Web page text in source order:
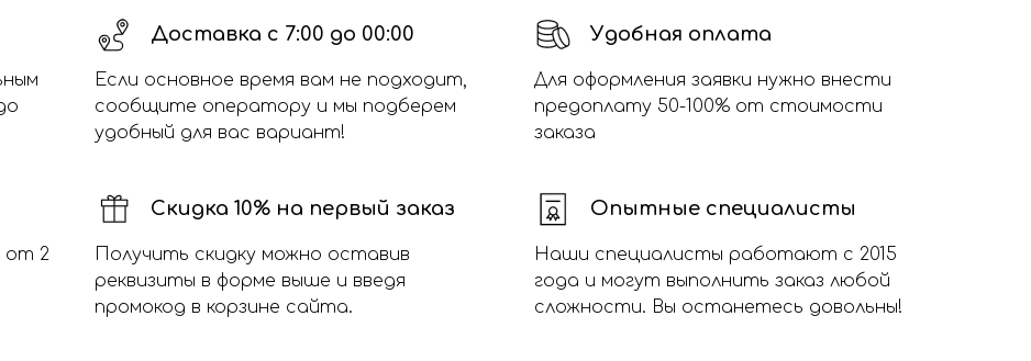
Доставка с 7:00 до 00:00
Если основное время вам не подходит,
сообщите оператору и мы подберем
удобный для вас вариант!
Удобная оплата
Для оформления заявки нужно внести
предоплату 50-100% от стоимости
заказа
от 2
Скидка 10% на первый заказ
Получить скидку можно оставив
реквизиты в форме выше и введя
промокод в корзине сайта.
Опытные специалисты
Наши специалисты работают с 2015
года и могут выполнить заказ любой
сложности. Вы останетесь довольны!